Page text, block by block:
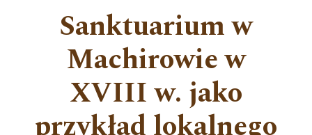
Sanktuarium w
Machirowie w
XVIII w. jako